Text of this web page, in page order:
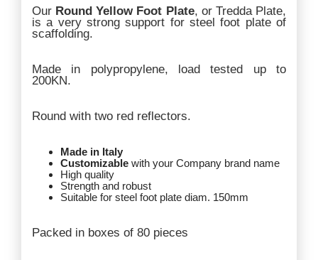
Our Round Yellow Foot Plate, or Tredda Plate,
is a very strong support for steel foot plate of
scaffolding.
Made in polypropylene, load tested up to
200KN.
Round with two red reflectors.
Made in Italy
Customizable with your Company brand name
High quality
Strength and robust
Suitable for steel foot plate diam. 150mm
Packed in boxes of 80 pieces